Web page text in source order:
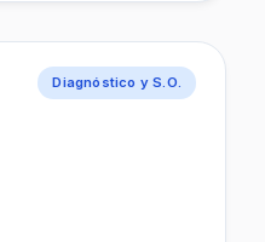
Diagnóstico y S.O.